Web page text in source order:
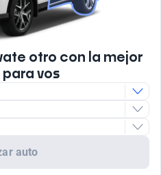
otro con la mejor
vos
auto